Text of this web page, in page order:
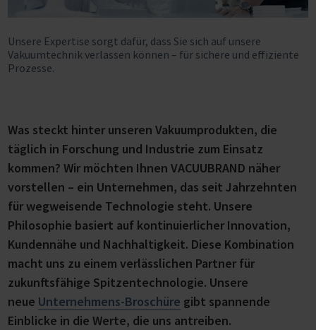
Unsere Expertise sorgt dafür, dass Sie sich auf unsere
Vakuumtechnik verlassen können – für sichere und effiziente
Prozesse.
Was steckt hinter unseren Vakuumprodukten, die
täglich in Forschung und Industrie zum Einsatz
kommen? Wir möchten Ihnen VACUUBRAND näher
vorstellen – ein Unternehmen, das seit Jahrzehnten
für wegweisende Technologie steht. Unsere
Philosophie basiert auf kontinuierlicher Innovation,
Kundennähe und Nachhaltigkeit. Diese Kombination
macht uns zu einem verlässlichen Partner für
zukunftsfähige Spitzentechnologie. Unsere
neue Unternehmens-Broschüre gibt spannende
Einblicke in die Werte, die uns antreiben.